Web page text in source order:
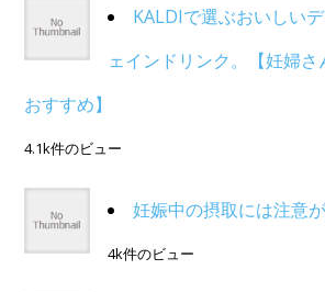
KALDIで選ぶおいしい
ェインドリンク。【妊婦
おすすめ】
4.1k件のビュー
妊娠中の摂取には注意
4k件のビュー